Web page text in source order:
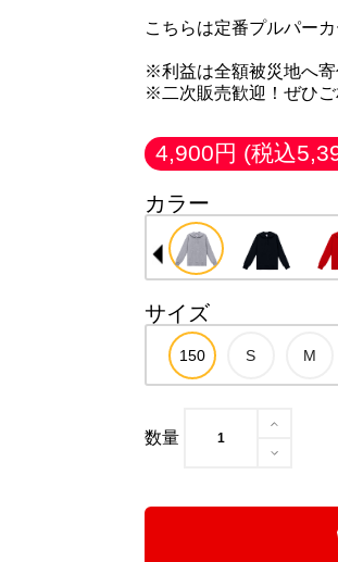
こちらは定番プルパー
※利益は全額被災地へ
※二次販売歓迎！ぜひ
4,900円 (税込
カラー
サイズ
数量